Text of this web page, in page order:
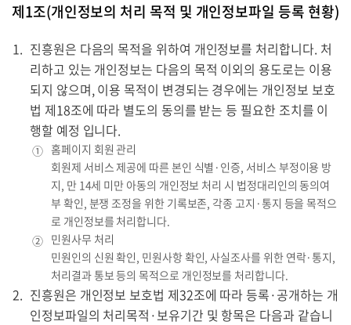
제1조(개인정보의 처리 목적 및 개인정보파일 등록 현황)
진흥원은 다음의 목적을 위하여 개인정보를 처리합니다. 처
리하고 있는 개인정보는 다음의 목적 이외의 용도로는 이용
되지 않으며, 이용 목적이 변경되는 경우에는 개인정보 보호
법 제18조에 따라 별도의 동의를 받는 등 필요한 조치를 이
행할 예정 입니다.
① 홈페이지 회원 관리
회원제 서비스 제공에 따른 본인 식별·인증, 서비스 부정이용 방
지, 만 14세 미만 아동의 개인정보 처리 시 법정대리인의 동의여
부 확인, 분쟁 조정을 위한 기록보존, 각종 고지·통지 등을 목적으
로 개인정보를 처리합니다.
② 민원사무 처리
민원인의 신원 확인, 민원사항 확인, 사실조사를 위한 연락·통지,
처리결과 통보 등의 목적으로 개인정보를 처리합니다.
진흥원은 개인정보 보호법 제32조에 따라 등록·공개하는 개
인정보파일의 처리목적·보유기간 및 항목은 다음과 같습니